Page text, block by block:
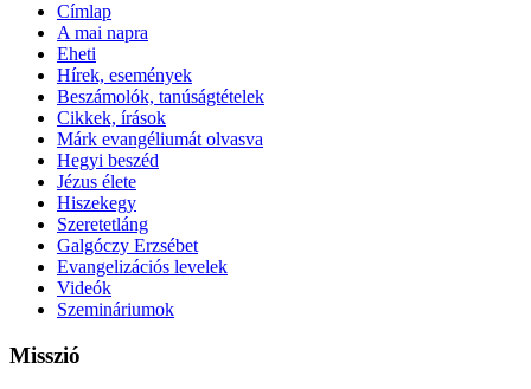
Címlap
A mai napra
Eheti
Hírek, események
Beszámolók, tanúságtételek
Cikkek, írások
Márk evangéliumát olvasva
Hegyi beszéd
Jézus élete
Hiszekegy
Szeretetláng
Galgóczy Erzsébet
Evangelizációs levelek
Videók
Szemináriumok
Misszió